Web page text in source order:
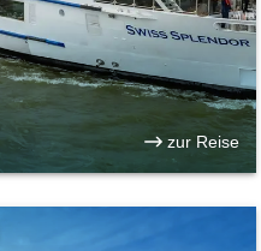
zur Reise